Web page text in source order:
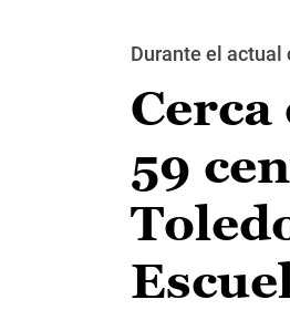
Durante el actual
59